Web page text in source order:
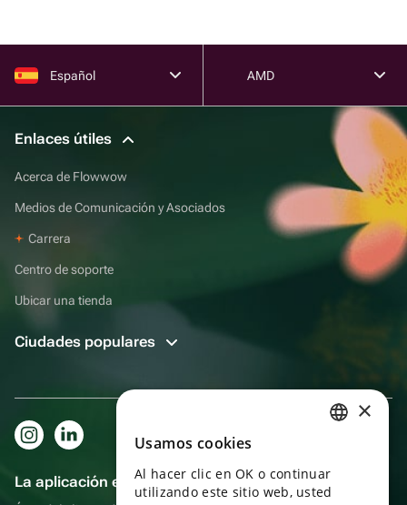
Español AMD
Enlaces útiles
Acerca de Flowwow
Medios de Comunicación y Asociados
Carrera
Centro de soporte
Ubicar una tienda
Ciudades populares
La aplicación es aún más práctica. ENGLISH
×
Usamos cookies
Al hacer clic en OK o continuar
utilizando este sitio web, usted